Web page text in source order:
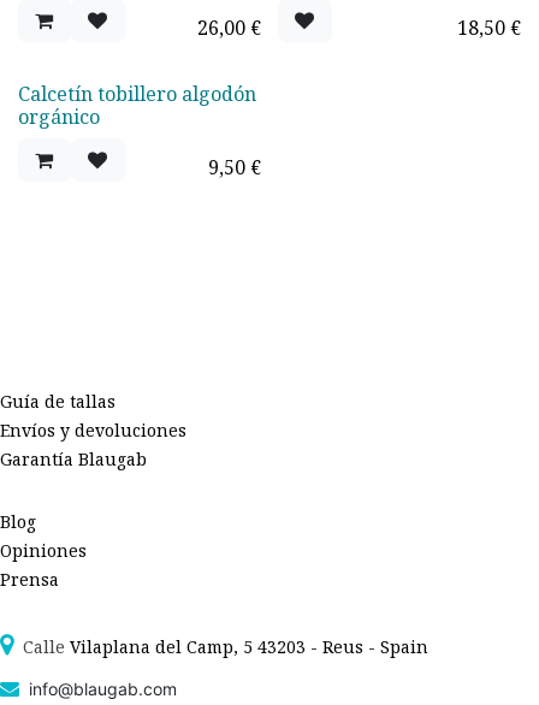
26,00 €
18,50 €
Calcetín tobillero algodón
orgánico
9,50 €
Guía de tallas
Envíos y devoluciones
Garantía Blaugab
Blog
Opiniones
Prensa
Calle Vilaplana del Camp, 5 43203 - Reus - Spain
info@blaugab.com